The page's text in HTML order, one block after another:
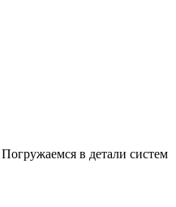
в детали систем